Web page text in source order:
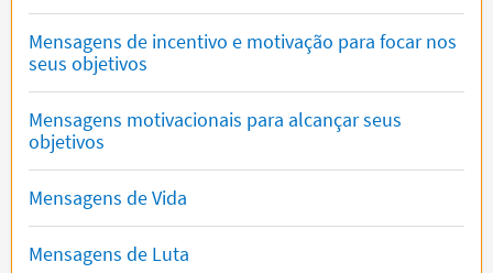
Mensagens de incentivo e motivação para focar nos
seus objetivos
Mensagens motivacionais para alcançar seus
objetivos
Mensagens de Vida
Mensagens de Luta